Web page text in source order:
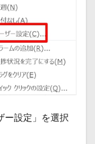
ー設定」を選択